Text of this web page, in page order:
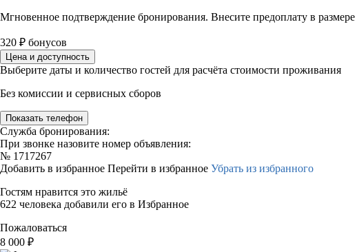
Мгновенное подтверждение бронирования. Внесите предоплату в размере
320 ₽ бонусов
Цена и доступность
Выберите даты и количество гостей для расчёта стоимости проживания
Без комиссии и сервисных сборов
Показать телефон
Служба бронирования:
При звонке назовите номер объявления:
№ 1717267
Добавить в избранное Перейти в избранное Убрать из избранного
Гостям нравится это жильё
622 человека добавили его в Избранное
Пожаловаться
8 000 ₽